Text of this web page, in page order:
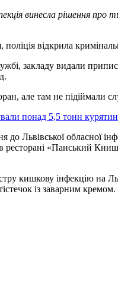
винесла рішення
поліція відкрила
закладу видали
але там не підіймали
понад 5,5 тонн
Львівської обласної
ресторані «Панський
кишкову інфекцію на
із заварним